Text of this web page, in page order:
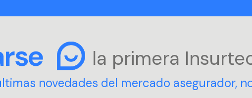
la primera
novedades del mercado asegurador,